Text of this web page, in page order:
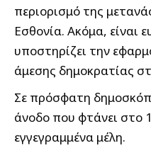
περιορισμό της
Εσθονία. Ακόμα, είναι
υποστηρίζει την
άμεσης δημοκρατίας
Σε πρόσφατη
άνοδο που φτάνει στο
εγγεγραμμένα μέλη.